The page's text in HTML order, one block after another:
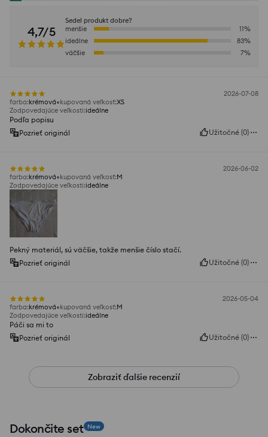
4,7/5
Sedel produkt dobre?
menšie
11%
ideálne
83%
väčšie
7%
2026-07-08
farba:krémová kupovaná veľkosť:XS
Zodpovedajúce veľkosti:ideálne
Podľa popisu
Pozrieť originál
Užitočné (0)
2026-06-02
farba:krémová kupovaná veľkosť:M
Zodpovedajúce veľkosti:ideálne
Pekný materiál, sú väčšie, takže menšie číslo stačí.
Pozrieť originál
Užitočné (0)
2026-05-04
farba:krémová kupovaná veľkosť:M
Zodpovedajúce veľkosti:ideálne
Páči sa mi to
Pozrieť originál
Užitočné (0)
Zobraziť ďalšie recenzií
Dokončite set New